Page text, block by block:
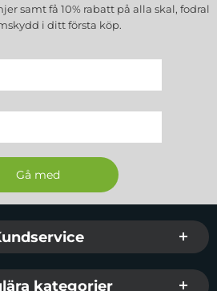
samt få 10% rabatt på alla skal, fodral
i ditt första köp.
info och länkar
kategorier